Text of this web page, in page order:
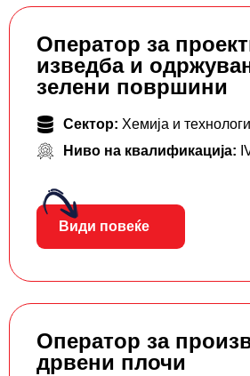
Оператор за
изведба и
зелени површини
Сектор: Хемија и
Ниво на квалификација:
Види повеќе
Оператор за
дрвени плочи